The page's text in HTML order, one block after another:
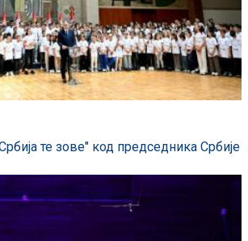
те зове" код председника Србије